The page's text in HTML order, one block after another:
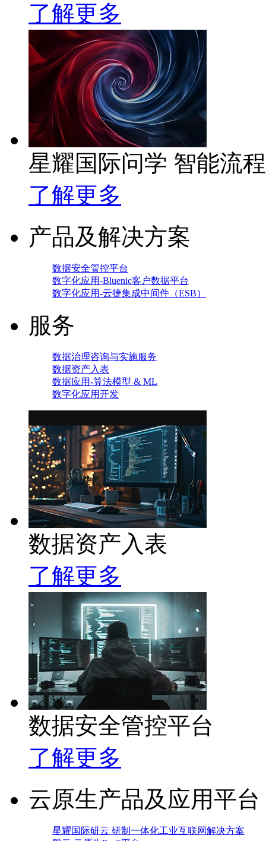
了解更多
星耀国际问学 智能流
了解更多
产品及解决方案
数据安全管控平台
数字化应用-Bluenic客户数据平台
数字化应用-云捷集成中间件（ESB）
服务
数据治理咨询与实施服务
数据资产入表
数据应用-算法模型 & ML
数字化应用开发
数据资产入表
了解更多
数据安全管控平台
了解更多
云原生产品及应用平台
星耀国际研云 研制一体化工业互联网解决方案